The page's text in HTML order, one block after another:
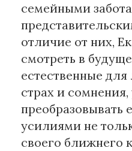
семейными
отличие от них,
смотреть в
естественные
страх и
преобразовывать
усилиями не
своего ближнего